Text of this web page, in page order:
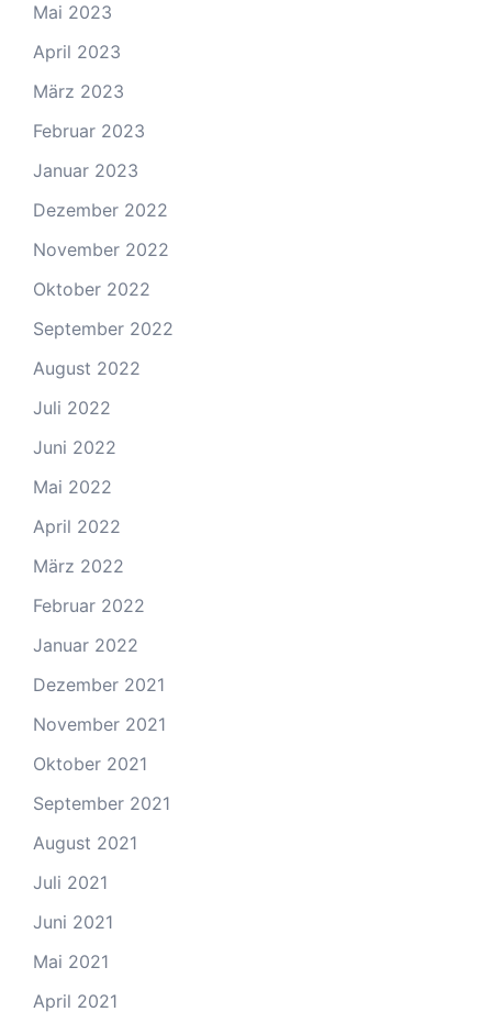
Mai 2023
April 2023
März 2023
Februar 2023
Januar 2023
Dezember 2022
November 2022
Oktober 2022
September 2022
August 2022
Juli 2022
Juni 2022
Mai 2022
April 2022
März 2022
Februar 2022
Januar 2022
Dezember 2021
November 2021
Oktober 2021
September 2021
August 2021
Juli 2021
Juni 2021
Mai 2021
April 2021